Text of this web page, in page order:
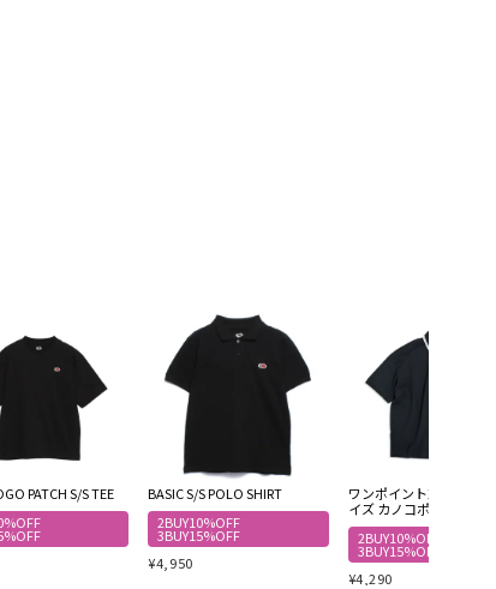
PATCH S/S TEE
BASIC S/S POLO SHIRT
2BUY10%OFF
3BUY15%OFF
¥4,950
ワンポイント刺繍 オー
イズ カノコポロシャツ
2BUY10%OFF
3BUY15%OFF
¥4,290